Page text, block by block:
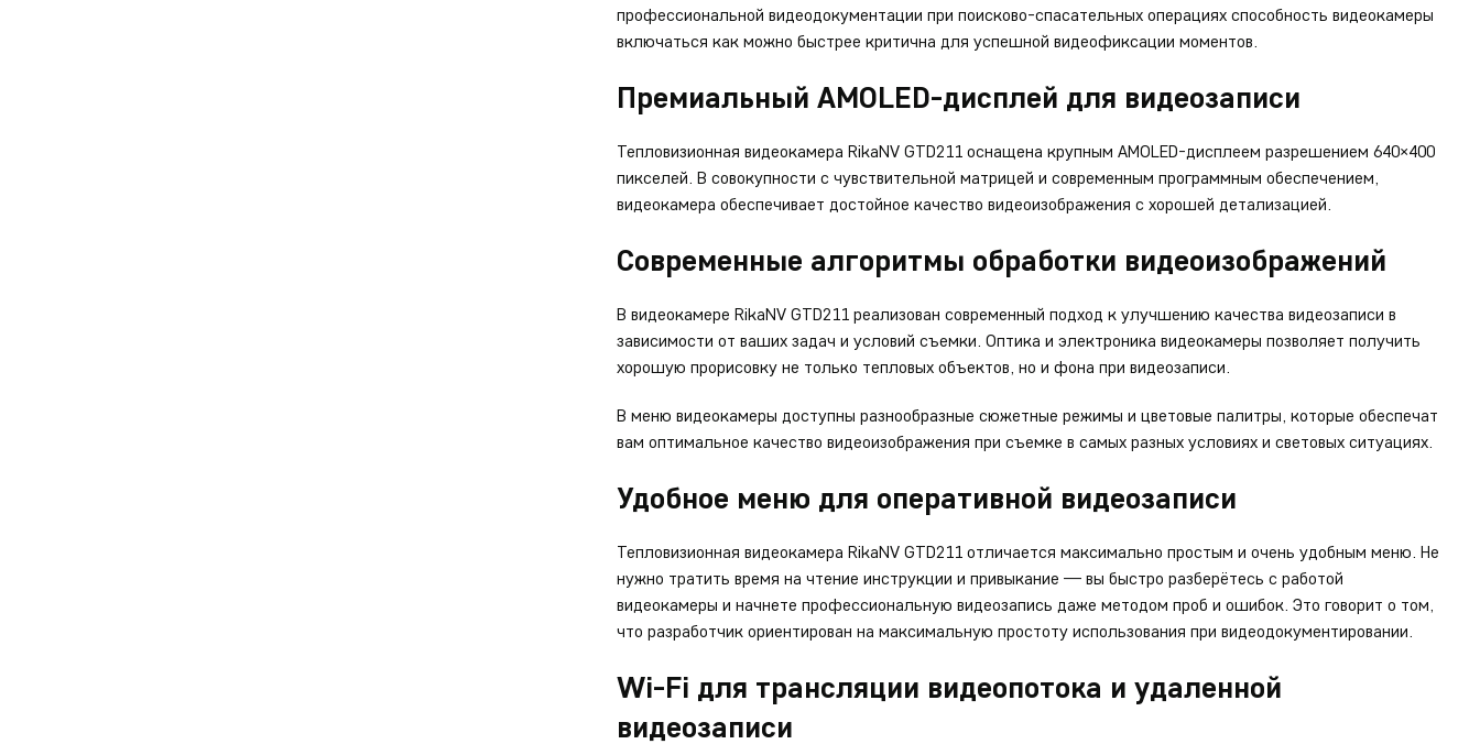
профессиональной видеодокументации при поисково-спасательных операциях способность видеокамеры
включаться как можно быстрее критична для успешной видеофиксации моментов.
Премиальный AMOLED-дисплей для видеозаписи
Тепловизионная видеокамера RikaNV GTD211 оснащена крупным AMOLED-дисплеем разрешением 640×400
пикселей. В совокупности с чувствительной матрицей и современным программным обеспечением,
видеокамера обеспечивает достойное качество видеоизображения с хорошей детализацией.
Современные алгоритмы обработки видеоизображений
В видеокамере RikaNV GTD211 реализован современный подход к улучшению качества видеозаписи в
зависимости от ваших задач и условий съемки. Оптика и электроника видеокамеры позволяет получить
хорошую прорисовку не только тепловых объектов, но и фона при видеозаписи.
В меню видеокамеры доступны разнообразные сюжетные режимы и цветовые палитры, которые обеспечат
вам оптимальное качество видеоизображения при съемке в самых разных условиях и световых ситуациях.
Удобное меню для оперативной видеозаписи
Тепловизионная видеокамера RikaNV GTD211 отличается максимально простым и очень удобным меню. Не
нужно тратить время на чтение инструкции и привыкание — вы быстро разберётесь с работой
видеокамеры и начнете профессиональную видеозапись даже методом проб и ошибок. Это говорит о том,
что разработчик ориентирован на максимальную простоту использования при видеодокументировании.
Wi-Fi для трансляции видеопотока и удаленной
видеозаписи